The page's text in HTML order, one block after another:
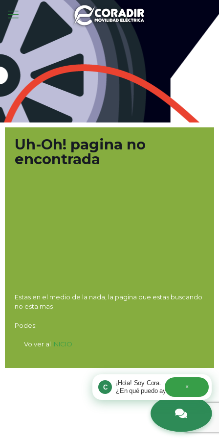
Uh-Oh! pagina no
encontrada
Estas en el medio de la nada, la pagina que estas buscando
no esta mas
Podes:
Volver al INICIO
C
¡Hola! Soy Cora.
¿En qué puedo ayudarte hoy?
×